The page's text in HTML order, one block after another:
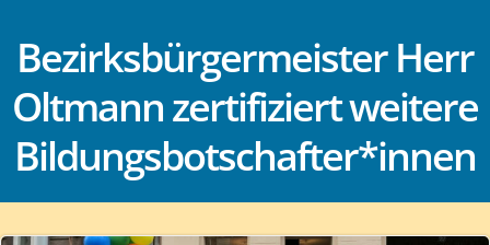
Bezirksbürgermeister Herr
Oltmann zertifiziert weitere
Bildungsbotschafter*innen